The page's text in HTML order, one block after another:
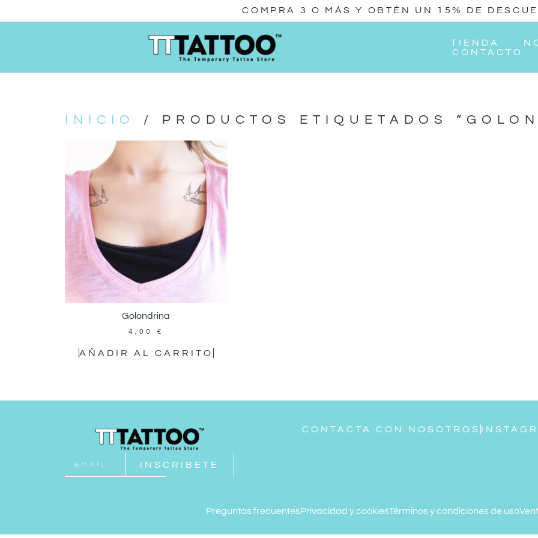
COMPRA 3 O MÁS Y OBTÉN UN 15% DE
TIENDA
CONTACTO
INICIO / PRODUCTOS ETIQUETADOS
Golondrina
4,00 €
AÑADIR AL CARRITO
INSCRÍBETE
CONTACTA CON NOSOTROS
Preguntas frecuentesPrivacidad y cookiesTérminos y condiciones de uso